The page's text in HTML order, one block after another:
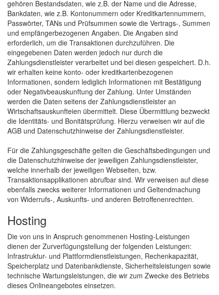
gehören Bestandsdaten, wie z.B. der Name und die Adresse,
Bankdaten, wie z.B. Kontonummern oder Kreditkartennummern,
Passwörter, TANs und Prüfsummen sowie die Vertrags-, Summen
und empfängerbezogenen Angaben. Die Angaben sind
erforderlich, um die Transaktionen durchzuführen. Die
eingegebenen Daten werden jedoch nur durch die
Zahlungsdienstleister verarbeitet und bei diesen gespeichert. D.h.
wir erhalten keine konto- oder kreditkartenbezogenen
Informationen, sondern lediglich Informationen mit Bestätigung
oder Negativbeauskunftung der Zahlung. Unter Umständen
werden die Daten seitens der Zahlungsdienstleister an
Wirtschaftsauskunfteien übermittelt. Diese Übermittlung bezweckt
die Identitäts- und Bonitätsprüfung. Hierzu verweisen wir auf die
AGB und Datenschutzhinweise der Zahlungsdienstleister.
Für die Zahlungsgeschäfte gelten die Geschäftsbedingungen und
die Datenschutzhinweise der jeweiligen Zahlungsdienstleister,
welche innerhalb der jeweiligen Webseiten, bzw.
Transaktionsapplikationen abrufbar sind. Wir verweisen auf diese
ebenfalls zwecks weiterer Informationen und Geltendmachung
von Widerrufs-, Auskunfts- und anderen Betroffenenrechten.
Hosting
Die von uns in Anspruch genommenen Hosting-Leistungen
dienen der Zurverfügungstellung der folgenden Leistungen:
Infrastruktur- und Plattformdienstleistungen, Rechenkapazität,
Speicherplatz und Datenbankdienste, Sicherheitsleistungen sowie
technische Wartungsleistungen, die wir zum Zwecke des Betriebs
dieses Onlineangebotes einsetzen.